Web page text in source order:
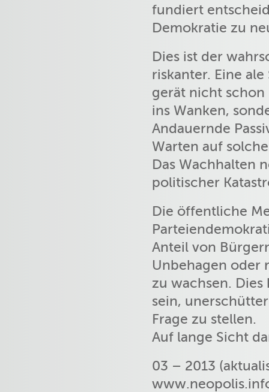
fundiert
Demokratie zu
Dies ist der
riskanter. Eine
gerät nicht schon
ins Wanken,
Andauernde
Warten auf
Das Wachhalten
politischer
Die öffentliche
Anteil von
Unbehagen oder
zu wachsen.
sein,
Frage zu stellen.
Auf lange Sicht
03 – 2013